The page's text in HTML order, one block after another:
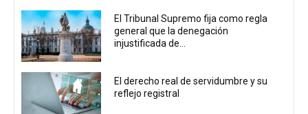
El Tribunal Supremo fija como regla
general que la denegación
injustificada de...
El derecho real de servidumbre y su
reflejo registral